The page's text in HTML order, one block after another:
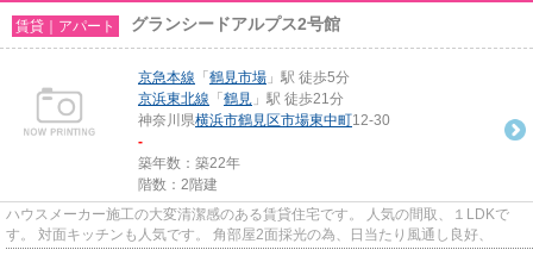
賃貸｜アパート グランシードアルプス2号館
京急本線 「 鶴見市場 」駅 徒歩5分
京浜東北線 「 鶴見 」駅 徒歩21分
神奈川県横浜市鶴見区市場東中町12-30
-
築年数：築22年
階数：2階建
ハウスメーカー施工の大変清潔感のある賃貸住宅です。 人気の間取、１LDKで
す。 対面キッチンも人気です。 角部屋2面採光の為、日当たり風通し良好、